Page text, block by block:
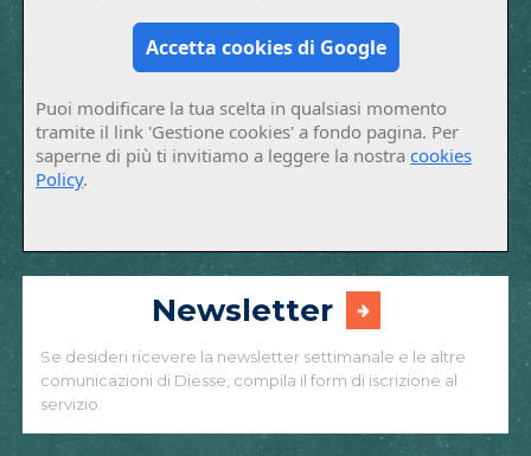
Accetta cookies di Google
Puoi modificare la tua scelta in qualsiasi momento
tramite il link 'Gestione cookies' a fondo pagina. Per
saperne di più ti invitiamo a leggere la nostracookies
Policy.
Newsletter
Se desideri ricevere la newsletter settimanale e le altre
comunicazioni di Diesse, compila il form di iscrizione al
servizio.